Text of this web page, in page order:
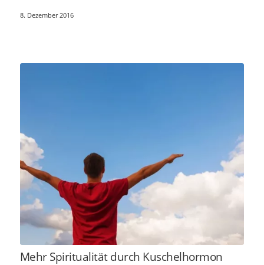
8. Dezember 2016
Mehr Spiritualität durch Kuschelhormon